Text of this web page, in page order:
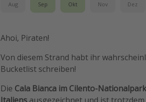
Aug Sep Okt Nov Dez
Ahoi, Piraten!
Von diesem Strand habt ihr
Bucketlist schreiben!
Die Cala Bianca im Cilento-Nationalpark